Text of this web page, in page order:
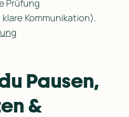
Prüfung
Kommunikation).
Pausen,
&